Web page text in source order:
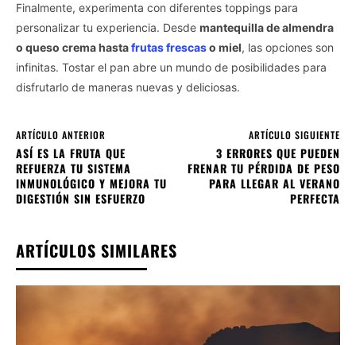
Finalmente, experimenta con diferentes toppings para
personalizar tu experiencia. Desde mantequilla de almendra
o queso crema hastafrutas frescaso miel, las opciones son
infinitas. Tostar el pan abre un mundo de posibilidades para
disfrutarlo de maneras nuevas y deliciosas.
ARTÍCULO ANTERIOR
ASÍ ES LA FRUTA QUE
REFUERZA TU SISTEMA
INMUNOLÓGICO Y MEJORA TU
DIGESTIÓN SIN ESFUERZO
ARTÍCULO SIGUIENTE
3 ERRORES QUE PUEDEN
FRENAR TU PÉRDIDA DE PESO
PARA LLEGAR AL VERANO
PERFECTA
ARTÍCULOS SIMILARES